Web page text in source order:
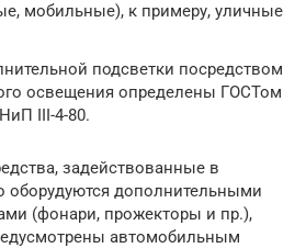
мобильные), к примеру, уличные
подсветки посредством
освещения определены ГОСТом
III-4-80.
задействованные в
оборудуются дополнительными
(фонари, прожекторы и пр.),
автомобильным